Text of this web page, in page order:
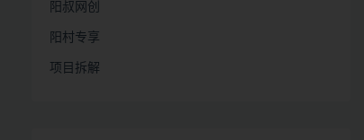
阳叔网创
阳村专享
项目拆解